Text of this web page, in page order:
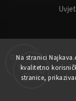
Na stranici
kvalitetno
stranice,